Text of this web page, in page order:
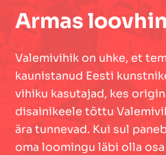
Armas
Valemivihik on uhke, et
kaunistanud Eesti
vihiku kasutajad, kes
disainikeele tõttu
ära tunnevad. Kui sul
oma loomingu läbi olla